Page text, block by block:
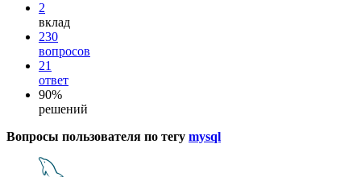
2
вклад
230
вопросов
21
ответ
90%
решений
Вопросы пользователя по тегу mysql